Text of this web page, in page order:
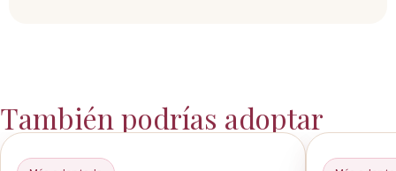
También podrías adoptar